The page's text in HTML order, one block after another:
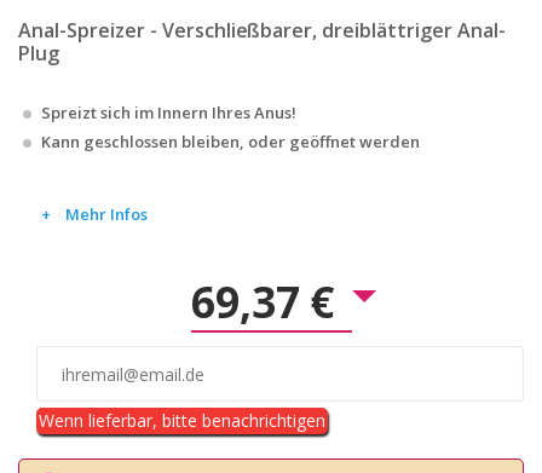
Anal-Spreizer - Verschließbarer, dreiblättriger Anal-
Plug
Spreizt sich im Innern Ihres Anus!
Kann geschlossen bleiben, oder geöffnet werden
Mehr Infos
69,37 €
Wenn lieferbar, bitte benachrichtigen